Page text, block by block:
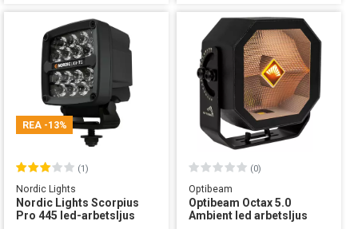
REA -13%
Nordic Lights
Nordic Lights Scorpius
Pro 445 led-arbetsljus
(1)
Optibeam
Optibeam Octax 5.0
Ambient led arbetsljus
(0)